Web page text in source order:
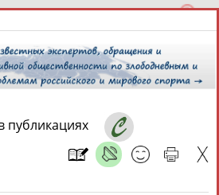
2026 года,
И СПЕЦИАЛИСТЫ
публикациях